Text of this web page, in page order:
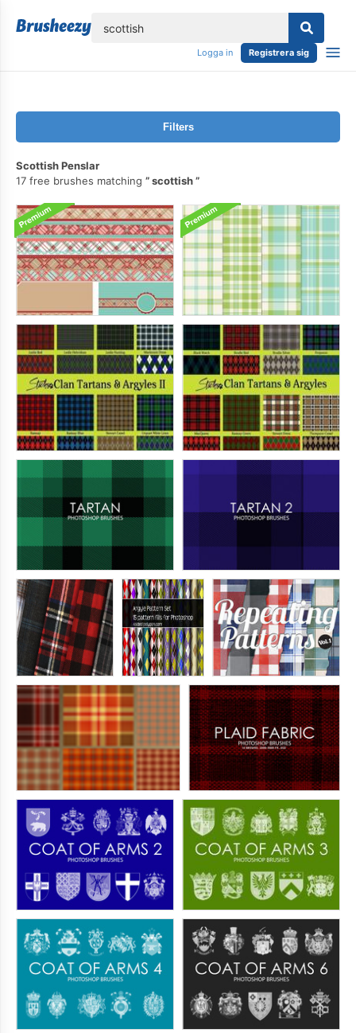
Logga in Registrera sig
Filters
Scottish Penslar
17 free brushes matching
scottish